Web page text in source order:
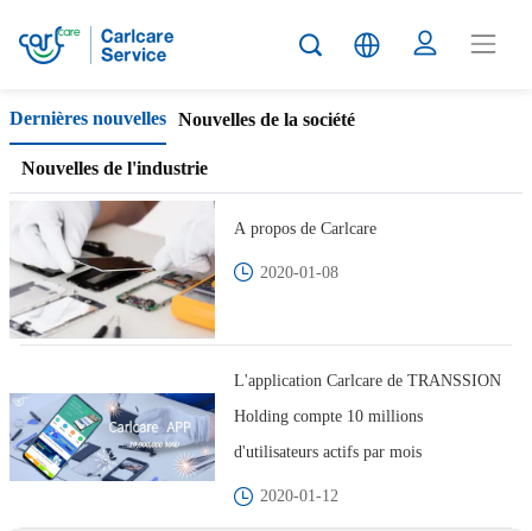
Carlcare
News
Dernières nouvelles Nouvelles de la société
Nouvelles de l'industrie
A propos de Carlcare
2020-01-08
L'application Carlcare de TRANSSION
Holding compte 10 millions
d'utilisateurs actifs par mois
2020-01-12